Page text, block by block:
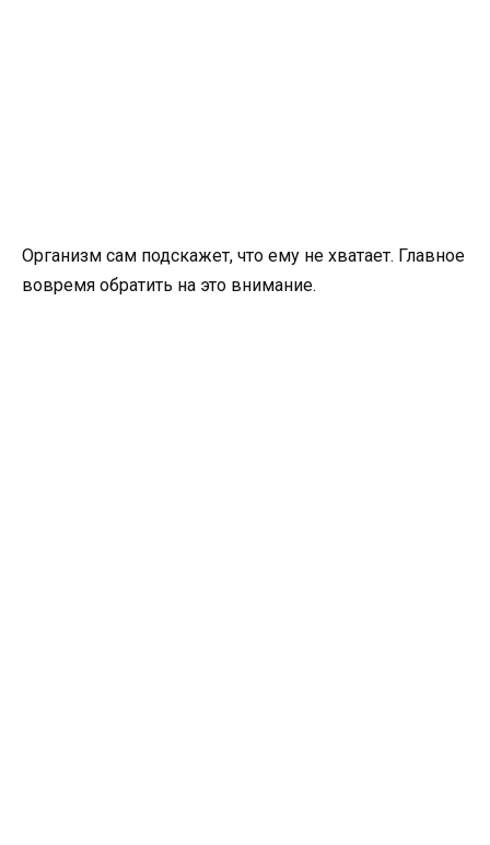
Организм сам подскажет, что ему не хватает. Главное
вовремя обратить на это внимание.